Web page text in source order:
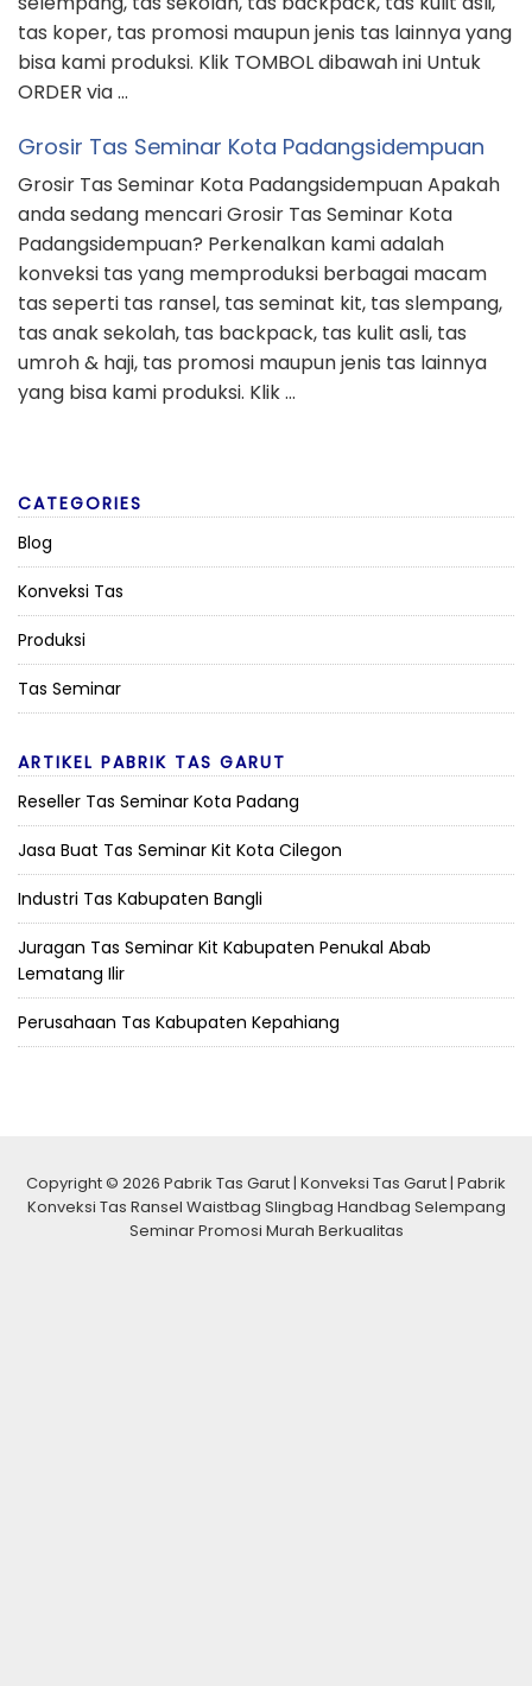
tas koper, tas promosi maupun jenis tas lainnya yang
bisa kami produksi. Klik TOMBOL dibawah ini Untuk
ORDER via …
Grosir Tas Seminar Kota Padangsidempuan
Grosir Tas Seminar Kota Padangsidempuan Apakah
anda sedang mencari Grosir Tas Seminar Kota
Padangsidempuan? Perkenalkan kami adalah
konveksi tas yang memproduksi berbagai macam
tas seperti tas ransel, tas seminat kit, tas slempang,
tas anak sekolah, tas backpack, tas kulit asli, tas
umroh & haji, tas promosi maupun jenis tas lainnya
yang bisa kami produksi. Klik …
CATEGORIES
Blog
Konveksi Tas
Produksi
Tas Seminar
ARTIKEL PABRIK TAS GARUT
Reseller Tas Seminar Kota Padang
Jasa Buat Tas Seminar Kit Kota Cilegon
Industri Tas Kabupaten Bangli
Juragan Tas Seminar Kit Kabupaten Penukal Abab
Lematang Ilir
Perusahaan Tas Kabupaten Kepahiang
Copyright © 2026 Pabrik Tas Garut | Konveksi Tas Garut | Pabrik
Konveksi Tas Ransel Waistbag Slingbag Handbag Selempang
Seminar Promosi Murah Berkualitas